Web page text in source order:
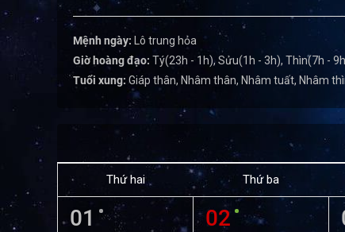
Mệnh ngày: Lô trung hỏa
Giờ hoàng đạo: Tý(23h - 1h), Sửu(1h - 3h), Thìn(7h -
Tuổi xung: Giáp thân, Nhâm thân, Nhâm tuất, Nhâm
Thứ hai Thứ ba
01 02